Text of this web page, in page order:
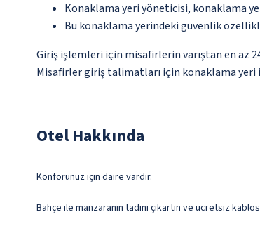
Konaklama yeri yöneticisi, konaklama
Bu konaklama yerindeki güvenlik
Giriş işlemleri için misafirlerin varıştan en az
Misafirler giriş talimatları için konaklama
Otel Hakkında
Konforunuz için daire vardır.
Bahçe ile manzaranın tadını çıkartın ve ücretsiz